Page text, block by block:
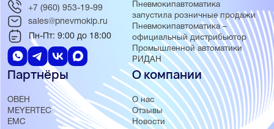
Пневмокипавтоматика
запустила розничные продажи
Пневмокипавтоматика –
официальный дистрибьютор
Промышленной автоматики
РИДАН
Партнёры
ОВЕН
MEYERTEC
EMC
О компании
О нас
Отзывы
Новости
+7 (960) 953-19-99
sales@pnevmokip.ru
Пн-Пт: 9:00 до 18:00